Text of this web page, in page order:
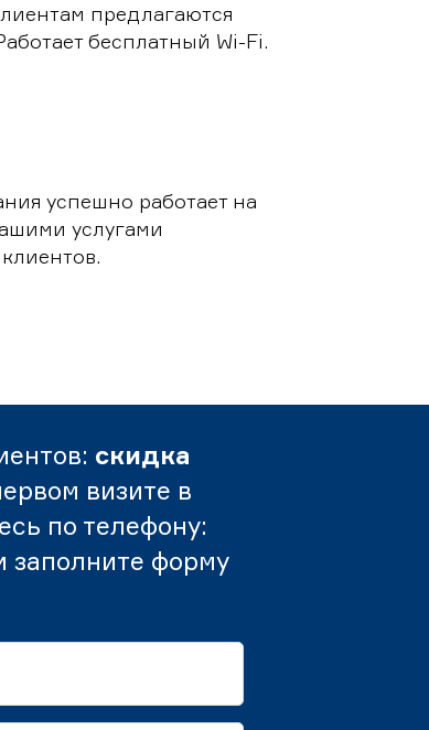
предлагаются
бесплатный Wi-Fi.
успешно работает на
услугами
скидка
визите в
по телефону:
заполните форму